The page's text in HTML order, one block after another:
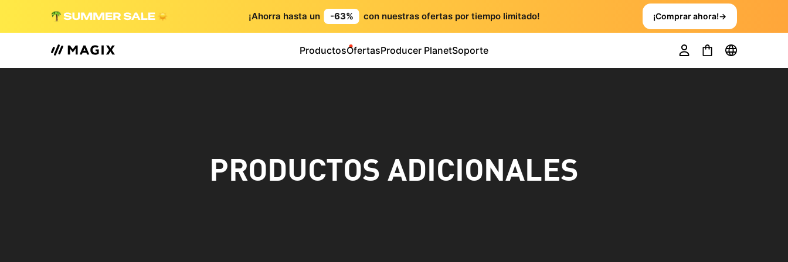
¡Ahorra hasta un -63% con nuestras ofertas por tiempo limitado! ¡Comprar ahora!→
ProductosOfertasProducer PlanetSoporte
PRODUCTOS ADICIONALES